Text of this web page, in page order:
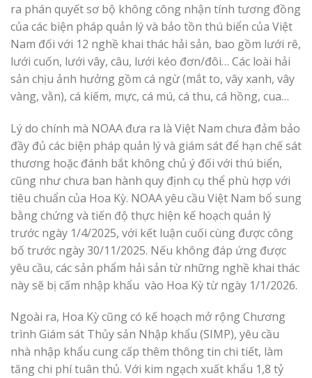
ra phán quyết sơ bộ không công nhận tính tương đồng
của các biện pháp quản lý và bảo tồn thú biển của Việt
Nam đối với 12 nghề khai thác hải sản, bao gồm lưới rê,
lưới cuốn, lưới vây, câu, lưới kéo đơn/đôi… Các loài hải
sản chịu ảnh hưởng gồm cá ngừ (mắt to, vây xanh, vây
vàng, vằn), cá kiếm, mực, cá mú, cá thu, cá hồng, cua…
Lý do chính mà NOAA đưa ra là Việt Nam chưa đảm bảo
đầy đủ các biện pháp quản lý và giám sát để hạn chế sát
thương hoặc đánh bắt không chủ ý đối với thú biển,
cũng như chưa ban hành quy định cụ thể phù hợp với
tiêu chuẩn của Hoa Kỳ. NOAA yêu cầu Việt Nam bổ sung
bằng chứng và tiến độ thực hiện kế hoạch quản lý
trước ngày 1/4/2025, với kết luận cuối cùng được công
bố trước ngày 30/11/2025. Nếu không đáp ứng được
yêu cầu, các sản phẩm hải sản từ những nghề khai thác
này sẽ bị cấm nhập khẩu vào Hoa Kỳ từ ngày 1/1/2026.
Ngoài ra, Hoa Kỳ cũng có kế hoạch mở rộng Chương
trình Giám sát Thủy sản Nhập khẩu (SIMP), yêu cầu
nhà nhập khẩu cung cấp thêm thông tin chi tiết, làm
tăng chi phí tuân thủ. Với kim ngạch xuất khẩu 1,8 tỷ